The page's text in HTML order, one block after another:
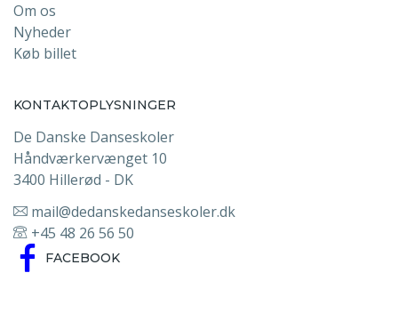
Om os
Nyheder
Køb billet
KONTAKTOPLYSNINGER
De Danske Danseskoler
Håndværkervænget 10
3400 Hillerød - DK
mail@dedanskedanseskoler.dk
+45 48 26 56 50
FACEBOOK